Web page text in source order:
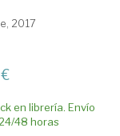
2017
en librería. Envío
48 horas